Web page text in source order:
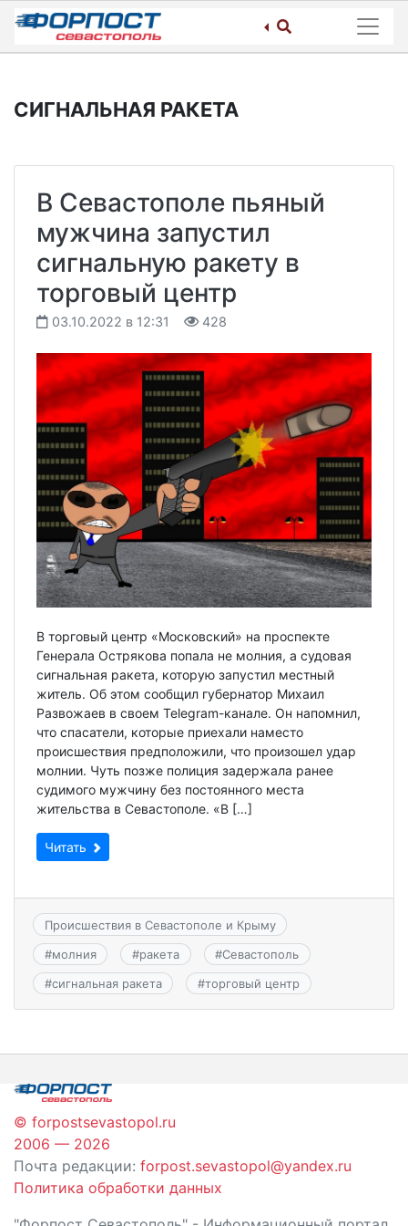
Skip
content
СИГНАЛЬНАЯ РАКЕТА
В Севастополе пьяный
мужчина запустил
сигнальную ракету в
торговый центр
03.10.2022 в 12:31 428
В торговый центр «Московский» на проспекте
Генерала Острякова попала не молния, а судовая
сигнальная ракета, которую запустил местный
житель. Об этом сообщил губернатор Михаил
Развожаев в своем Telegram-канале. Он напомнил,
что спасатели, которые приехали наместо
происшествия предположили, что произошел удар
молнии. Чуть позже полиция задержала ранее
судимого мужчину без постоянного места
жительства в Севастополе. «В […]
Читать
Происшествия в Севастополе и Крыму
#молния #ракета #Севастополь
#сигнальная ракета #торговый центр
© forpostsevastopol.ru
2006 — 2026
Почта редакции: forpost.sevastopol@yandex.ru
Политика обработки данных